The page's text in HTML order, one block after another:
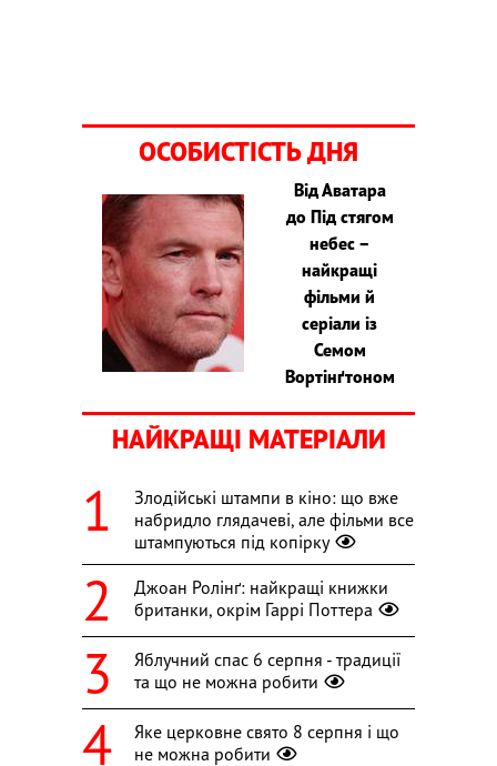
ОСОБИСТІСТЬ ДНЯ
Від Аватара
до Під стягом
небес –
найкращі
фільми й
серіали із
Семом
Вортінґтоном
НАЙКРАЩІ МАТЕРІАЛИ
Злодійські штампи в кіно: що вже
набридло глядачеві, але фільми все
штампуються під копірку
Джоан Ролінґ: найкращі книжки
британки, окрім Гаррі Поттера
Яблучний спас 6 серпня - традиції
та що не можна робити
Яке церковне свято 8 серпня і що
не можна робити